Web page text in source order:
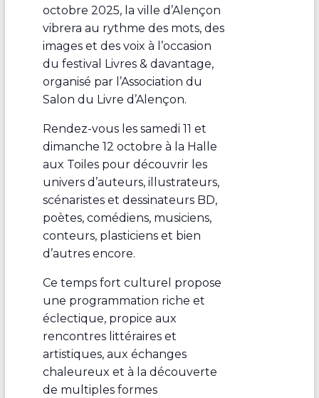
octobre 2025, la ville d’Alençon
vibrera au rythme des mots, des
images et des voix à l’occasion
du festival Livres & davantage,
organisé par l’Association du
Salon du Livre d’Alençon.
Rendez-vous les samedi 11 et
dimanche 12 octobre à la Halle
aux Toiles pour découvrir les
univers d’auteurs, illustrateurs,
scénaristes et dessinateurs BD,
poètes, comédiens, musiciens,
conteurs, plasticiens et bien
d’autres encore.
Ce temps fort culturel propose
une programmation riche et
éclectique, propice aux
rencontres littéraires et
artistiques, aux échanges
chaleureux et à la découverte
de multiples formes